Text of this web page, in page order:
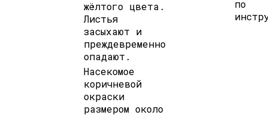
жёлтого цвета.
Листья
засыхают и
преждевременно
опадают.
по
Насекомое
коричневой
окраски
размером около